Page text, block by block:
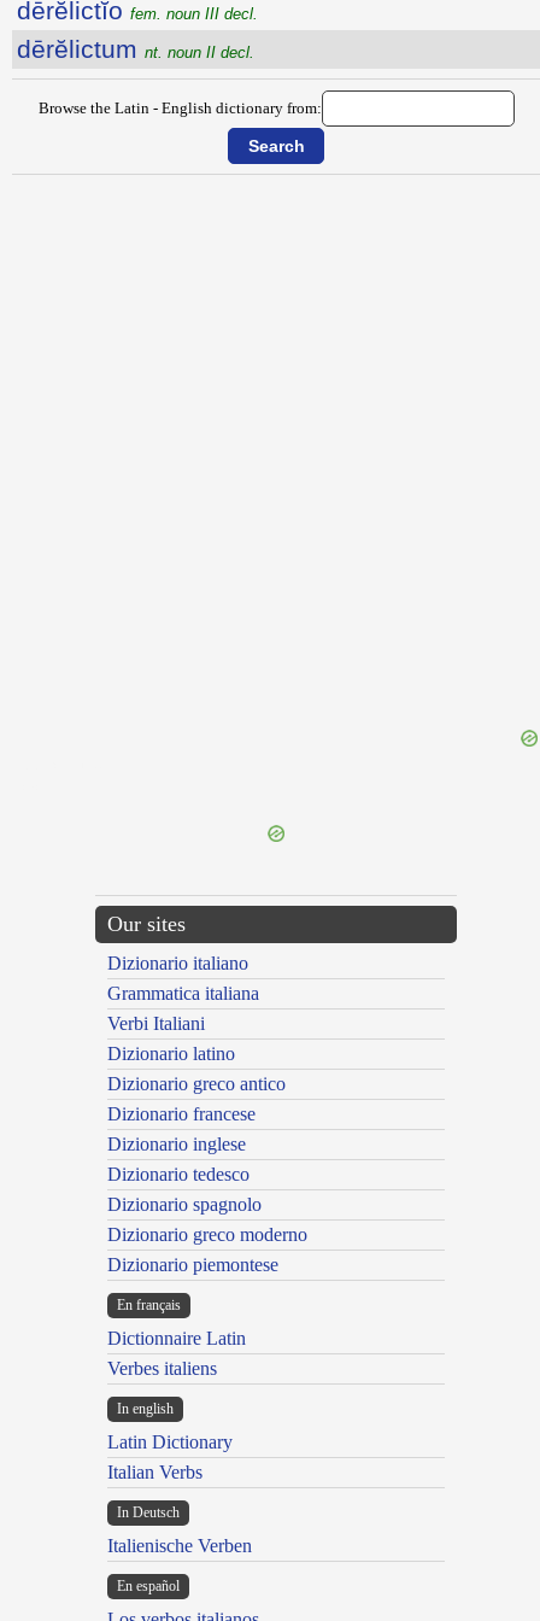
dērĕlictĭo fem. noun III decl.
dērĕlictum nt. noun II decl.
Browse the Latin - English dictionary from:
Our sites
Dizionario italiano
Grammatica italiana
Verbi Italiani
Dizionario latino
Dizionario greco antico
Dizionario francese
Dizionario inglese
Dizionario tedesco
Dizionario spagnolo
Dizionario greco moderno
Dizionario piemontese
En français
Dictionnaire Latin
Verbes italiens
In english
Latin Dictionary
Italian Verbs
In Deutsch
Italienische Verben
En español